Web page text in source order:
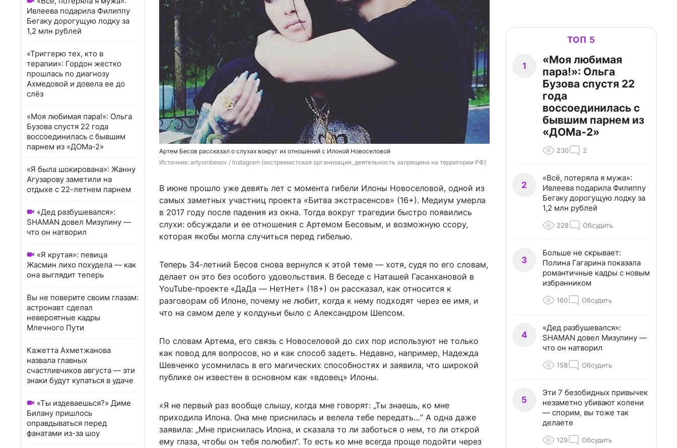
Ивлеева подарила Филиппу
Бегаку дорогущую лодку за
1,2 млн рублей
«Триггерю тех, кто в
терапии»: Гордон жестко
прошлась по диагнозу
Ахмедовой и довела ее до
слёз
«Моя любимая пара!»: Ольга
Бузова спустя 22 года
воссоединилась с бывшим
парнем из «ДОМа-2»
«Я была шокирована»: Жанну
Агузарову заметили на
отдыхе с 22-летнем парнем
«Дед разбушевался»:
SHAMAN довел Мизулину —
что он натворил
«Я крутая»: певица
Жасмин лихо похудела — как
она выглядит теперь
Вы не поверите своим глазам:
астронавт сделал
невероятные кадры
Млечного Пути
Кажетта Ахметжанова
назвала главных
счастливчиков августа — эти
знаки будут купаться в удаче
«Ты издеваешься?» Диме
Билану пришлось
оправдываться перед
фанатами из-за шоу
Артем Бесов рассказал о слухах вокруг их отношений с Илоной Новоселовой
Источник: artyombesov / Instagram (экстремистская организация, деятельность запрещена на территории РФ)
В июне прошло уже девять лет с момента гибели Илоны Новоселовой, одной из
самых заметных участниц проекта «Битва экстрасенсов» (16+). Медиум умерла
в 2017 году после падения из окна. Тогда вокруг трагедии быстро появились
слухи: обсуждали и ее отношения с Артемом Бесовым, и возможную ссору,
которая якобы могла случиться перед гибелью.
Теперь 34-летний Бесов снова вернулся к этой теме — хотя, судя по его словам,
делает он это без особого удовольствия. В беседе с Наташей Гасанхановой в
YouTube-проекте «ДаДа — НетНет» (18+) он рассказал, как относится к
разговорам об Илоне, почему не любит, когда к нему подходят через ее имя, и
что на самом деле у колдуньи было с Александром Шепсом.
По словам Артема, его связь с Новоселовой до сих пор используют не только
как повод для вопросов, но и как способ задеть. Недавно, например, Надежда
Шевченко усомнилась в его магических способностях и заявила, что широкой
публике он известен в основном как «вдовец» Илоны.
«Я не первый раз вообще слышу, когда мне говорят: „Ты знаешь, ко мне
приходила Илона. Она мне приснилась и велела тебе передать…“ А одна даже
заявила: „Мне приснилась Илона, и сказала то ли заботься о нем, то ли открой
ему глаза, чтобы он тебя полюбил“. То есть ко мне всегда проще подойти через
ТОП 5
1
«Моя любимая
пара!»: Ольга
Бузова спустя 22
года
воссоединилась с
бывшим парнем из
«ДОМа-2»
230 2
2
«Всё, потеряла я мужа»:
Ивлеева подарила Филиппу
Бегаку дорогущую лодку за
1,2 млн рублей
228 Обсудить
3
Больше не скрывает:
Полина Гагарина показала
романтичные кадры с новым
избранником
160 Обсудить
4
«Дед разбушевался»:
SHAMAN довел Мизулину —
что он натворил
158 Обсудить
5
Эти 7 безобидных привычек
незаметно убивают колени
— спорим, вы тоже так
делаете
129 Обсудить